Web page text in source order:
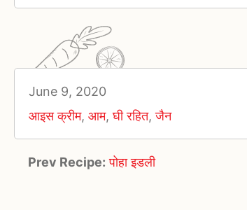
June 9, 2020
आइस क्रीम, आम,घी रहित,जैन
Prev Recipe: पोहा इडली